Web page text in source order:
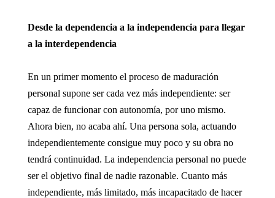
Desde la dependencia a la independencia para llegar
a la interdependencia
En un primer momento el proceso de maduración
personal supone ser cada vez más independiente: ser
capaz de funcionar con autonomía, por uno mismo.
Ahora bien, no acaba ahí. Una persona sola, actuando
independientemente consigue muy poco y su obra no
tendrá continuidad. La independencia personal no puede
ser el objetivo final de nadie razonable. Cuanto más
independiente, más limitado, más incapacitado de hacer